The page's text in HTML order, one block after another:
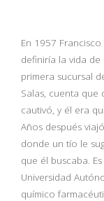
En 1957
definiría la vida
primera sucursal
Salas, cuenta que
cautivó, y él era
Años después
donde un tío le
que él buscaba.
Universidad
químico